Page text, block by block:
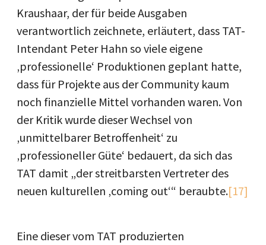
Kraushaar, der für beide Ausgaben
verantwortlich zeichnete, erläutert, dass TAT-
Intendant Peter Hahn so viele eigene
‚professionelle‘ Produktionen geplant hatte,
dass für Projekte aus der Community kaum
noch finanzielle Mittel vorhanden waren. Von
der Kritik wurde dieser Wechsel von
‚unmittelbarer Betroffenheit‘ zu
‚professioneller Güte‘ bedauert, da sich das
TAT damit „der streitbarsten Vertreter des
neuen kulturellen ‚coming out‘“ beraubte.[17]
Eine dieser vom TAT produzierten